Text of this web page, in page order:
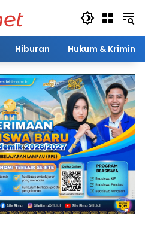
Hiburan Hukum & Kriminal